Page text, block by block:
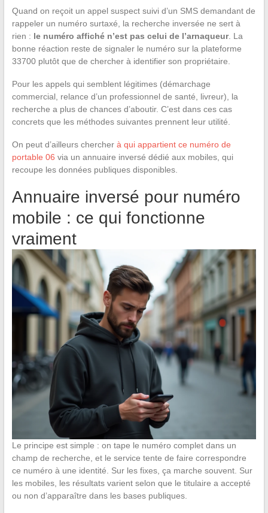
Quand on reçoit un appel suspect suivi d’un SMS demandant de
rappeler un numéro surtaxé, la recherche inversée ne sert à
rien : le numéro affiché n’est pas celui de l’arnaqueur. La
bonne réaction reste de signaler le numéro sur la plateforme
33700 plutôt que de chercher à identifier son propriétaire.
Pour les appels qui semblent légitimes (démarchage
commercial, relance d’un professionnel de santé, livreur), la
recherche a plus de chances d’aboutir. C’est dans ces cas
concrets que les méthodes suivantes prennent leur utilité.
On peut d’ailleurs chercher à qui appartient ce numéro de
portable 06 via un annuaire inversé dédié aux mobiles, qui
recoupe les données publiques disponibles.
Annuaire inversé pour numéro
mobile : ce qui fonctionne
vraiment
Le principe est simple : on tape le numéro complet dans un
champ de recherche, et le service tente de faire correspondre
ce numéro à une identité. Sur les fixes, ça marche souvent. Sur
les mobiles, les résultats varient selon que le titulaire a accepté
ou non d’apparaître dans les bases publiques.